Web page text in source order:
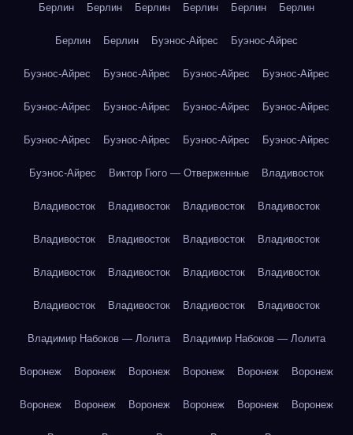
Берлин Берлин Берлин Берлин Берлин Берлин
Берлин Берлин Буэнос-Айрес Буэнос-Айрес
Буэнос-Айрес Буэнос-Айрес Буэнос-Айрес Буэнос-Айрес
Буэнос-Айрес Буэнос-Айрес Буэнос-Айрес Буэнос-Айрес
Буэнос-Айрес Буэнос-Айрес Буэнос-Айрес Буэнос-Айрес
Буэнос-Айрес Виктор Гюго — Отверженные Владивосток
Владивосток Владивосток Владивосток Владивосток
Владивосток Владивосток Владивосток Владивосток
Владивосток Владивосток Владивосток Владивосток
Владивосток Владивосток Владивосток Владивосток
Владимир Набоков — Лолита Владимир Набоков — Лолита
Воронеж Воронеж Воронеж Воронеж Воронеж Воронеж
Воронеж Воронеж Воронеж Воронеж Воронеж Воронеж